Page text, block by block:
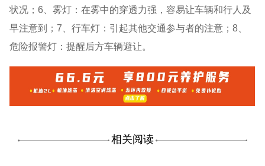
状况；6、雾灯：在雾中的穿透力强，容易让车辆和行人及
早注意到；7、行车灯：引起其他交通参与者的注意；8、
危险报警灯：提醒后方车辆避让。
相关阅读